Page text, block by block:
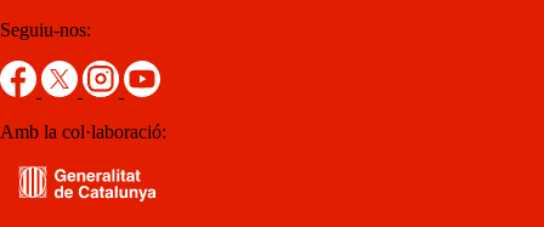
Seguiu-nos:
Amb la col·laboració: